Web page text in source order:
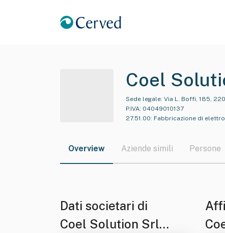
Coel
Sede legale: Via L. Boffi, 185,
P.IVA: 04049010137
27.51.00: Fabbricazione di
Overview Aziende simili Persone
Dati societari di
Coel Solution Srl